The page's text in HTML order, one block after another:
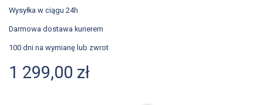
Wysyłka w ciągu 24h
Darmowa dostawa kurierem
100 dni na wymianę lub zwrot
1 299,00 zł